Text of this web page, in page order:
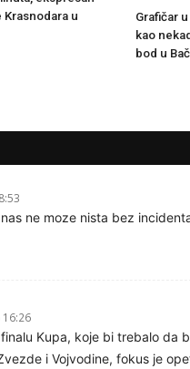
Krasnodara u
Grafičar
kao
bod u
ne moze nista bez
16:26
Kupa, koje bi trebalo
i Vojvodine, fokus je